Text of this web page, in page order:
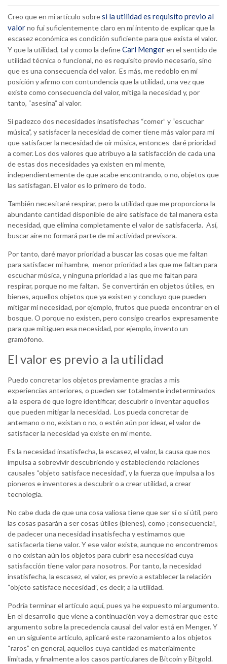
Creo que en mi artículo sobresi la utilidad es requisito previo al
valorno fui suficientemente claro en mi intento de explicar que la
escasez económica es condición suficiente para que exista el valor.
Y que la utilidad, tal y como la defineCarl Mengeren el sentido de
utilidad técnica o funcional, no es requisito previo necesario, sino
que es una consecuencia del valor. Es más, me redoblo en mi
posición y afirmo con contundencia que la utilidad, una vez que
existe como consecuencia del valor, mitiga la necesidad y, por
tanto, “asesina” al valor.
Si padezco dos necesidades insatisfechas “comer” y “escuchar
música”, y satisfacer la necesidad de comer tiene más valor para mí
que satisfacer la necesidad de oír música, entonces daré prioridad
a comer. Los dos valores que atribuyo a la satisfacción de cada una
de estas dos necesidades ya existen en mi mente,
independientemente de que acabe encontrando, o no, objetos que
las satisfagan. El valor es lo primero de todo.
También necesitaré respirar, pero la utilidad que me proporciona la
abundante cantidad disponible de aire satisface de tal manera esta
necesidad, que elimina completamente el valor de satisfacerla. Así,
buscar aire no formará parte de mi actividad previsora.
Por tanto, daré mayor prioridad a buscar las cosas que me faltan
para satisfacer mi hambre, menor prioridad a las que me faltan para
escuchar música, y ninguna prioridad a las que me faltan para
respirar, porque no me faltan. Se convertirán en objetos útiles, en
bienes, aquellos objetos que ya existen y concluyo que pueden
mitigar mi necesidad, por ejemplo, frutos que pueda encontrar en el
bosque. O porque no existen, pero consigo crearlos expresamente
para que mitiguen esa necesidad, por ejemplo, invento un
gramófono.
El valor es previo a la utilidad
Puedo concretar los objetos previamente gracias a mis
experiencias anteriores, o pueden ser totalmente indeterminados
a la espera de que logre identificar, descubrir o inventar aquellos
que pueden mitigar la necesidad. Los pueda concretar de
antemano o no, existan o no, o estén aún por idear, el valor de
satisfacer la necesidad ya existe en mi mente.
Es la necesidad insatisfecha, la escasez, el valor, la causa que nos
impulsa a sobrevivir descubriendo y estableciendo relaciones
causales “objeto satisface necesidad”, y la fuerza que impulsa a los
pioneros e inventores a descubrir o a crear utilidad, a crear
tecnología.
No cabe duda de que una cosa valiosa tiene que ser sí o sí útil, pero
las cosas pasarán a ser cosas útiles (bienes), como ¡consecuencia!,
de padecer una necesidad insatisfecha y estimamos que
satisfacerla tiene valor. Y ese valor existe, aunque no encontremos
o no existan aún los objetos para cubrir esa necesidad cuya
satisfacción tiene valor para nosotros. Por tanto, la necesidad
insatisfecha, la escasez, el valor, es previo a establecer la relación
“objeto satisface necesidad”, es decir, a la utilidad.
Podría terminar el artículo aquí, pues ya he expuesto mi argumento.
En el desarrollo que viene a continuación voy a demostrar que este
argumento sobre la precedencia causal del valor está en Menger. Y
en un siguiente artículo, aplicaré este razonamiento a los objetos
“raros” en general, aquellos cuya cantidad es materialmente
limitada, y finalmente a los casos particulares de Bitcoin y Bitgold.